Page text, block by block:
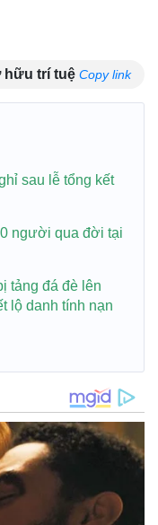
hữu trí tuệ Copy link
sau lễ tổng kết
người qua đời tại
tảng đá đè lên
lộ danh tính nạn